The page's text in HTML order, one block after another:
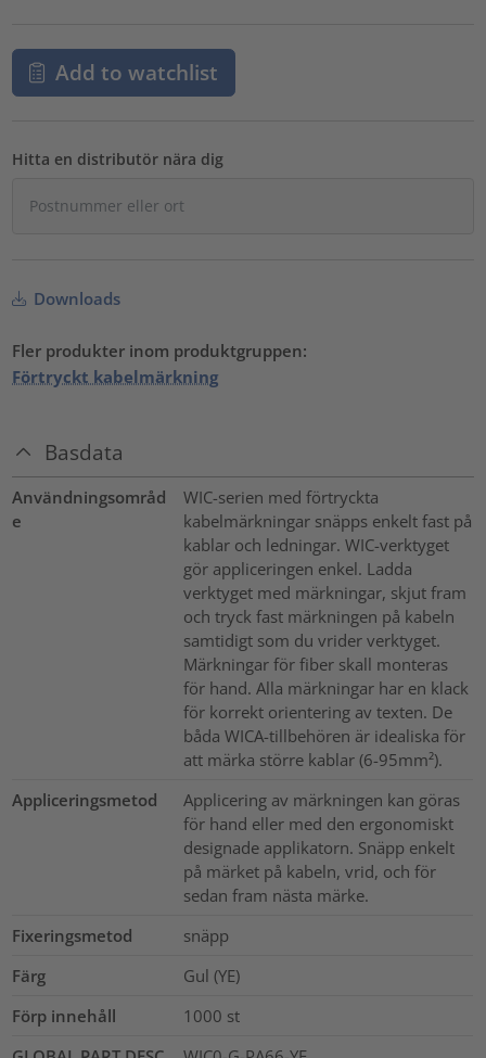
Add to watchlist
Hitta en distributör nära dig
Downloads
Fler produkter inom produktgruppen:
Förtryckt kabelmärkning
Basdata
Användningsområd
e
WIC-serien med förtryckta
kabelmärkningar snäpps enkelt fast på
kablar och ledningar. WIC-verktyget
gör appliceringen enkel. Ladda
verktyget med märkningar, skjut fram
och tryck fast märkningen på kabeln
samtidigt som du vrider verktyget.
Märkningar för fiber skall monteras
för hand. Alla märkningar har en klack
för korrekt orientering av texten. De
båda WICA-tillbehören är idealiska för
att märka större kablar (6-95mm²).
Appliceringsmetod
Applicering av märkningen kan göras
för hand eller med den ergonomiskt
designade applikatorn. Snäpp enkelt
på märket på kabeln, vrid, och för
sedan fram nästa märke.
Fixeringsmetod
snäpp
Färg
Gul (YE)
Förp innehåll
1000 st